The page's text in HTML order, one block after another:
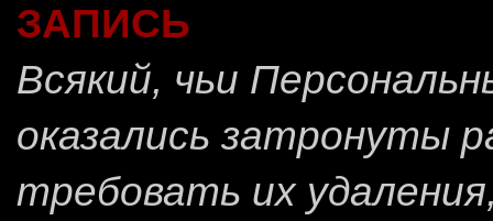
ЗАПИСЬ
Всякий, чьи
оказались затронуты
требовать их